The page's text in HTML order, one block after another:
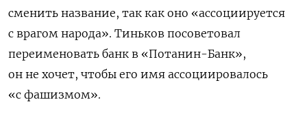
сменить название, так как оно «ассоциируется
с врагом народа». Тиньков посоветовал
переименовать банк в «Потанин-Банк»,
он не хочет, чтобы его имя ассоциировалось
«с фашизмом».